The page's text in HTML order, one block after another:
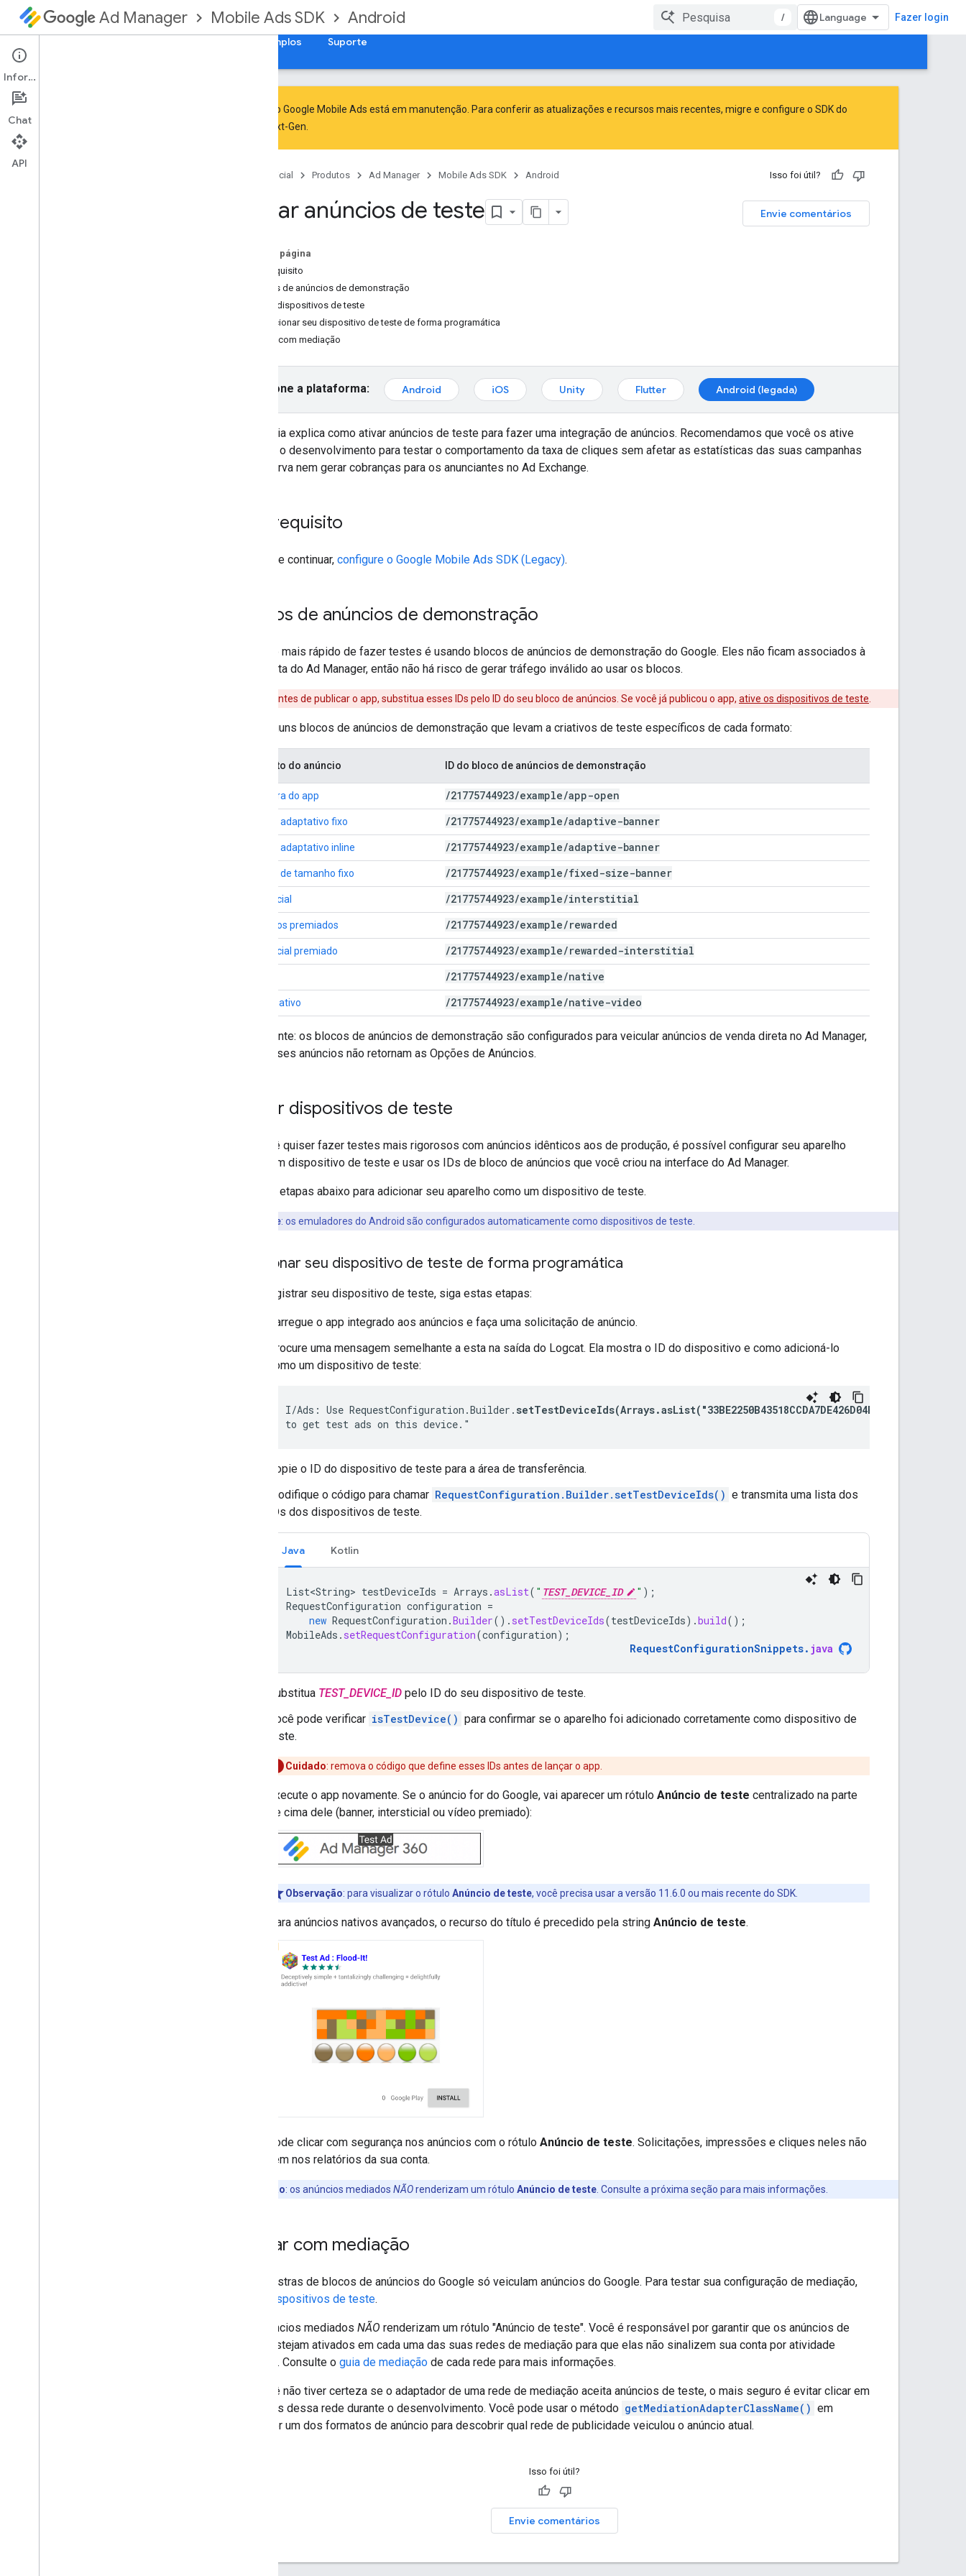
Ad Manager Mobile Ads SDK Android / Fazer login
Exemplos Suporte
Lidar com a descontinuação e a
O SDK do Google Mobile Ads está em manutenção. Para conferir as atualizações e recursos mais recentes, migre e configure o SDK do
GMA Next-Gen
Página inicial Produtos Ad Manager Mobile Ads SDK Android Isso foi útil?
Envie comentários
Ativar anúncios de teste
Nesta página
Pré-requisito
Blocos de anúncios de demonstração
Ativar dispositivos de teste
Adicionar seu dispositivo de teste de forma programática
Testar com mediação
Selecione a plataforma: Android iOS Unity Flutter Android (legada)
Este guia explica como ativar anúncios de teste para fazer uma integração de anúncios. Recomendamos que você os ative
durante o desenvolvimento para testar o comportamento da taxa de cliques sem afetar as estatísticas das suas campanhas
de reserva nem gerar cobranças para os anunciantes no Ad Exchange.
Pré-requisito
Antes de continuar, configure o Google Mobile Ads SDK (Legacy).
Blocos de anúncios de demonstração
O modo mais rápido de fazer testes é usando blocos de anúncios de demonstração do Google. Eles não ficam associados à
sua conta do Ad Manager, então não há risco de gerar tráfego inválido ao usar os blocos.
antes de publicar o app, substitua esses IDs pelo ID do seu bloco de anúncios. Se você já publicou o app, ative os dispositivos de teste
Veja alguns blocos de anúncios de demonstração que levam a criativos de teste específicos de cada formato:
Formato do anúncio ID do bloco de anúncios de demonstração
Abertura do app /21775744923/example/app-open
Banner adaptativo fixo /21775744923/example/adaptive-banner
Banner adaptativo inline /21775744923/example/adaptive-banner
Banner de tamanho fixo /21775744923/example/fixed-size-banner
Intersticial /21775744923/example/interstitial
Anúncios premiados /21775744923/example/rewarded
Intersticial premiado /21775744923/example/rewarded-interstitial
/21775744923/example/native
Vídeo nativo /21775744923/example/native-video
Importante: os blocos de anúncios de demonstração são configurados para veicular anúncios de venda direta no Ad Manager,
mas esses anúncios não retornam as Opções de Anúncios.
Ativar dispositivos de teste
Se você quiser fazer testes mais rigorosos com anúncios idênticos aos de produção, é possível configurar seu aparelho
como um dispositivo de teste e usar os IDs de bloco de anúncios que você criou na interface do Ad Manager.
Siga as etapas abaixo para adicionar seu aparelho como um dispositivo de teste.
Importante: os emuladores do Android são configurados automaticamente como dispositivos de teste.
Adicionar seu dispositivo de teste de forma programática
Para registrar seu dispositivo de teste, siga estas etapas:
Carregue o app integrado aos anúncios e faça uma solicitação de anúncio.
Procure uma mensagem semelhante a esta na saída do Logcat. Ela mostra o ID do dispositivo e como adicioná-lo
como um dispositivo de teste:
I/Ads: Use RequestConfiguration.Builder. setTestDeviceIds(Arrays.asList("33BE2250B43518CCDA7DE426D04EE231"))
to get test ads on this device."
Copie o ID do dispositivo de teste para a área de transferência.
Modifique o código para chamar RequestConfiguration.Builder.setTestDeviceIds() e transmita uma lista dos
IDs dos dispositivos de teste.
Java Kotlin
List<String> testDeviceIds = Arrays .asList( " TEST_DEVICE_ID " );
RequestConfiguration configuration =
new RequestConfiguration .Builder(). setTestDeviceIds(testDeviceIds).build();
MobileAds . setRequestConfiguration(configuration);
RequestConfigurationSnippets. java
Substitua TEST_DEVICE_ID pelo ID do seu dispositivo de teste.
Você pode verificar isTestDevice() para confirmar se o aparelho foi adicionado corretamente como dispositivo de
teste.
Cuidado: remova o código que define esses IDs antes de lançar o app.
Execute o app novamente. Se o anúncio for do Google, vai aparecer um rótulo Anúncio de teste centralizado na parte
de cima dele (banner, intersticial ou vídeo premiado):
Observação: para visualizar o rótulo Anúncio de teste, você precisa usar a versão 11.6.0 ou mais recente do SDK.
Para anúncios nativos avançados, o recurso do título é precedido pela string Anúncio de teste.
Você pode clicar com segurança nos anúncios com o rótulo Anúncio de teste. Solicitações, impressões e cliques neles não
aparecem nos relatórios da sua conta.
Observação: os anúncios mediados NÃOrenderizam um rótulo Anúncio de teste . Consulte a próxima seção para mais informações.
Testar com mediação
As amostras de blocos de anúncios do Google só veiculam anúncios do Google. Para testar sua configuração de mediação,
ative dispositivos de teste.
Os anúncios mediados NÃO renderizam um rótulo "Anúncio de teste". Você é responsável por garantir que os anúncios de
teste estejam ativados em cada uma das suas redes de mediação para que elas não sinalizem sua conta por atividade
inválida. Consulte o guia de mediação de cada rede para mais informações.
Se você não tiver certeza se o adaptador de uma rede de mediação aceita anúncios de teste, o mais seguro é evitar clicar em
anúncios dessa rede durante o desenvolvimento. Você pode usar o método getMediationAdapterClassName() em
qualquer um dos formatos de anúncio para descobrir qual rede de publicidade veiculou o anúncio atual.
Isso foi útil?
Envie comentários
Informações
Chat
API